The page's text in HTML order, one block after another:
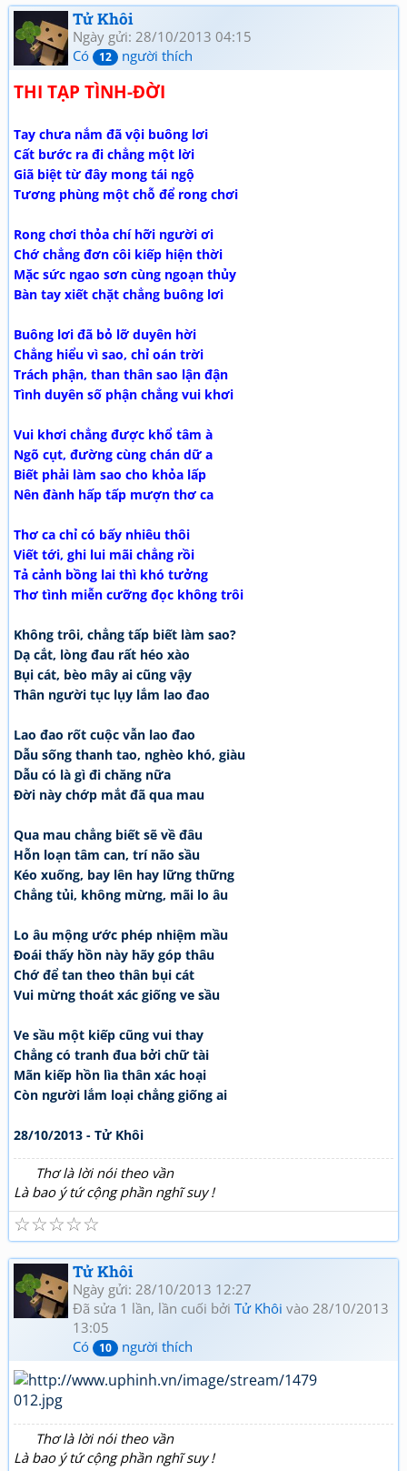
Tử Khôi
Ngày gửi: 28/10/2013 04:15
Có
12 người thích
THI TẠP TÌNH-ĐỜI
Tay chưa nắm đã vội buông lơi
Cất bước ra đi chẳng một lời
Giã biệt từ đây mong tái ngộ
Tương phùng một chỗ để rong chơi
Rong chơi thỏa chí hỡi người ơi
Chớ chẳng đơn côi kiếp hiện thời
Mặc sức ngao sơn cùng ngoạn thủy
Bàn tay xiết chặt chẳng buông lơi
Buông lơi đã bỏ lỡ duyên hời
Chẳng hiểu vì sao, chỉ oán trời
Trách phận, than thân sao lận đận
Tình duyên số phận chẳng vui khơi
Vui khơi chẳng được khổ tâm à
Ngõ cụt, đường cùng chán dữ a
Biết phải làm sao cho khỏa lấp
Nên đành hấp tấp mượn thơ ca
Thơ ca chỉ có bấy nhiêu thôi
Viết tới, ghi lui mãi chẳng rồi
Tả cảnh bồng lai thì khó tưởng
Thơ tình miễn cưỡng đọc không trôi
Không trôi, chẳng tấp biết làm sao?
Dạ cắt, lòng đau rất héo xào
Bụi cát, bèo mây ai cũng vậy
Thân người tục lụy lắm lao đao
Lao đao rốt cuộc vẫn lao đao
Dẫu sống thanh tao, nghèo khó, giàu
Dẫu có là gì đi chăng nữa
Đời này chớp mắt đã qua mau
Qua mau chẳng biết sẽ về đâu
Hỗn loạn tâm can, trí não sầu
Kéo xuống, bay lên hay lững thững
Chẳng tủi, không mừng, mãi lo âu
Lo âu mộng ước phép nhiệm mầu
Đoái thấy hồn này hãy góp thâu
Chớ để tan theo thân bụi cát
Vui mừng thoát xác giống ve sầu
Ve sầu một kiếp cũng vui thay
Chẳng có tranh đua bởi chữ tài
Mãn kiếp hồn lìa thân xác hoại
Còn người lắm loại chẳng giống ai
28/10/2013 - Tử Khôi
Thơ là lời nói theo vần
Là bao ý tứ cộng phần nghĩ suy !
☆
☆
☆
☆
☆
Tử Khôi
Ngày gửi: 28/10/2013 12:27
Đã sửa 1 lần, lần cuối bởi Tử Khôi vào 28/10/2013
13:05
Có
10 người thích
Thơ là lời nói theo vần
Là bao ý tứ cộng phần nghĩ suy !